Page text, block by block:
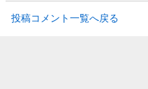
投稿コメント一覧へ戻る